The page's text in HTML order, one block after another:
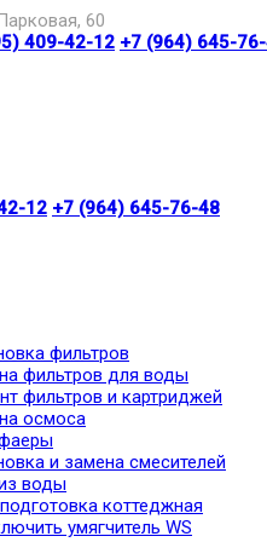
60
409-42-12 +7 (964) 645-
12 +7 (964) 645-76-48
фильтров
фильтров для воды
фильтров и картриджей
осмоса
и замена смесителей
воды
коттеджная
умягчитель WS